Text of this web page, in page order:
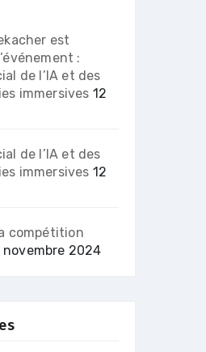
est
:
de l’IA et des
immersives 12
de l’IA et des
immersives 12
compétition
novembre 2024